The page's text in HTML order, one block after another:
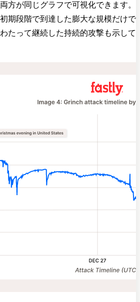
方が同じグラフで可視化できます。
期段階で到達した膨大な規模だけで
たって継続した持続的攻撃も示して